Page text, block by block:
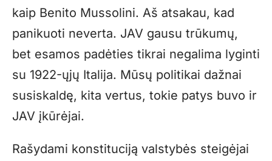
kaip Benito Mussolini. Aš atsakau, kad
panikuoti neverta. JAV gausu trūkumų,
bet esamos padėties tikrai negalima lyginti
su 1922-ųjų Italija. Mūsų politikai dažnai
susiskaldę, kita vertus, tokie patys buvo ir
JAV įkūrėjai.
Rašydami konstituciją valstybės steigėjai